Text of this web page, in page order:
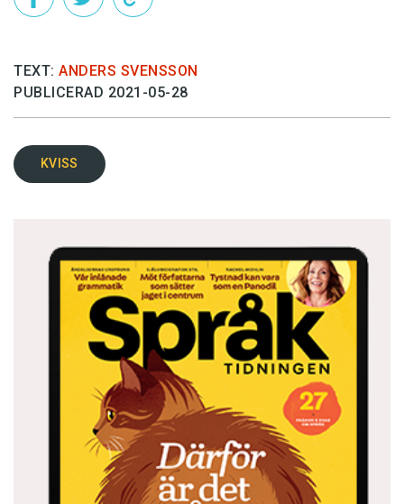
TEXT: ANDERS SVENSSON
PUBLICERAD 2021-05-28
KVISS